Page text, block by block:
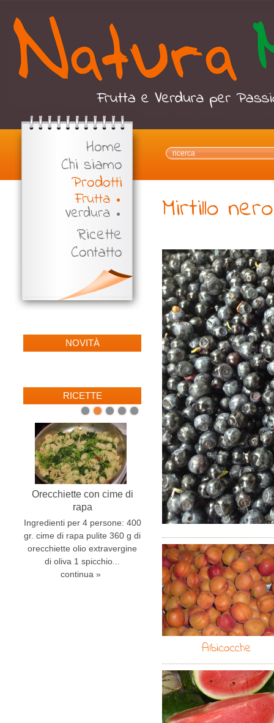
Home
Chi siamo
Prodotti
Frutta
Verdura
Ricette
Contatto
NOVITÀ
RICETTE
1 2 3 4 5
Orecchiette con cime di
rapa
Ingredienti per 4 persone: 400
gr. cime di rapa pulite 360 g di
orecchiette olio extravergine
di oliva 1 spicchio...
continua »
Mirtillo
Albicocche